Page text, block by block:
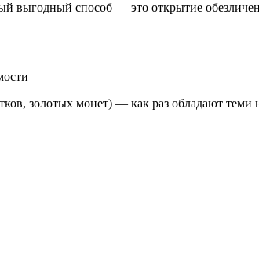
выгодный способ — это открытие
золотых монет) — как раз обладают